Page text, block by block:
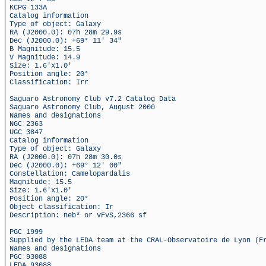
KCPG 133A
Catalog information
Type of object: Galaxy
RA (J2000.0): 07h 28m 29.9s
Dec (J2000.0): +69° 11' 34"
B Magnitude: 15.5
V Magnitude: 14.9
Size: 1.6'x1.0'
Position angle: 20°
Classification: Irr
Saguaro Astronomy Club v7.2 Catalog Data
Saguaro Astronomy Club, August 2000
Names and designations
NGC 2363
UGC 3847
Catalog information
Type of object: Galaxy
RA (J2000.0): 07h 28m 30.0s
Dec (J2000.0): +69° 12' 00"
Constellation: Camelopardalis
Magnitude: 15.5
Size: 1.6'x1.0'
Position angle: 20°
Object classification: Ir
Description: neb* or vFvS,2366 sf
PGC 1999
Supplied by the LEDA team at the CRAL-Observatoire de Lyon
Names and designations
PGC 93088